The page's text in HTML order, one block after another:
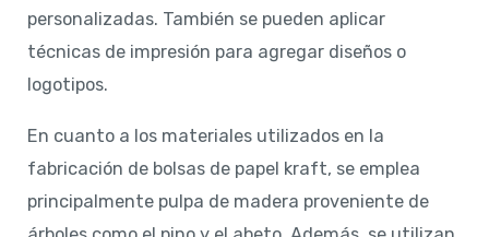
personalizadas. También se pueden aplicar
técnicas de impresión para agregar diseños o
logotipos.
En cuanto a los materiales utilizados en la
fabricación de bolsas de papel kraft, se emplea
principalmente pulpa de madera proveniente de